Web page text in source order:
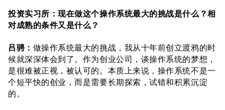
投资实习所：现在做这个操作系统最⼤的挑战是什么？相
对成熟的条件⼜是什么？
吕骋： 做操作系统最⼤的挑战，我从⼗年前创⽴渡鸦的时
候就深深体会到了。作为创业公司，谈操作系统的梦想，
是很难被正视，被认可的。本质上来说，操作系统不是⼀
个短平快的创业，⽽是需要⻓期探索，试错和积累沉淀
的。